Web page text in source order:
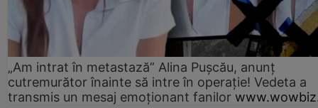
„Am intrat în metastază” Alina Pușcău, anunț
cutremurător înainte să intre în operație! Vedeta a
transmis un mesaj emoționant fanilor